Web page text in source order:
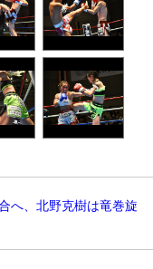
へ、北野克樹は竜巻旋